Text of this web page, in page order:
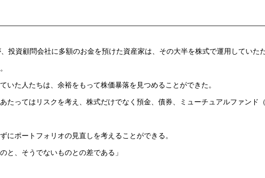
投資顧問会社に多額のお金を預けた資産家は、その大半を株式で運用していた
いた人たちは、余裕をもって株価暴落を見つめることができた。
たってはリスクを考え、株式だけでなく預金、債券、ミューチュアルファンド
にポートフォリオの見直しを考えることができる。
と、そうでないものとの差である」